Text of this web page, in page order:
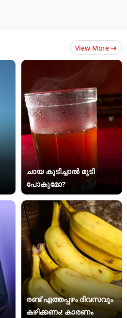
View More
ചായ കുടിച്ചാൽ മുടി
പോകുമോ?
രണ്ട് ഏത്തപ്പഴം ദിവസവും
കഴിക്കണം! കാരണം